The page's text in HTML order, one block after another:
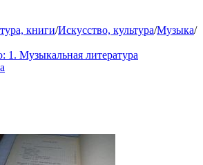
книги/Искусство, культура/Музыка/